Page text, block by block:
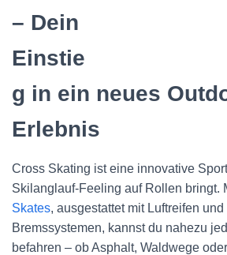
– Dein
Einstie
g in ein neues
Erlebnis
Cross Skating ist eine innovative
Skilanglauf-Feeling auf Rollen bringt.
Skates, ausgestattet mit Luftreifen und
Bremssystemen, kannst du nahezu
befahren – ob Asphalt, Waldwege